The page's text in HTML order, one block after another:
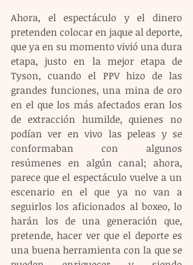
Ahora, el espectáculo y el dinero
pretenden colocar en jaque al deporte,
que ya en su momento vivió una dura
etapa, justo en la mejor etapa de
Tyson, cuando el PPV hizo de las
grandes funciones, una mina de oro
en el que los más afectados eran los
de extracción humilde, quienes no
podían ver en vivo las peleas y se
conformaban con algunos
resúmenes en algún canal; ahora,
parece que el espectáculo vuelve a un
escenario en el que ya no van a
seguirlos los aficionados al boxeo, lo
harán los de una generación que,
pretende, hacer ver que el deporte es
una buena herramienta con la que se